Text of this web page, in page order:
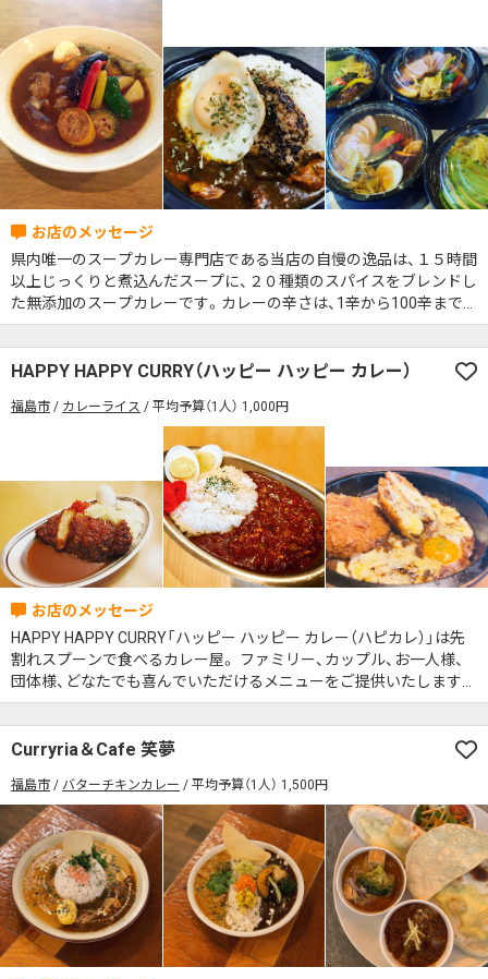
県内唯一のスープカレー専門店である当店の自慢の逸品は、１５時間
以上じっくりと煮込んだスープに、２０種類のスパイスをブレンドし
た無添加のスープカレーです。カレーの辛さは、1辛から100辛まで、
お好みに調節できますので、どなたでも美味しく召し上がって頂けま
す。
HAPPY HAPPY CURRY（ハッピー ハッピー カレー）
福島市 カレーライス 平均予算（1人） 1,000円
HAPPY HAPPY CURRY「ハッピー ハッピー カレー（ハピカレ）」は先
割れスプーンで食べるカレー屋。 ファミリー、カップル、お一人様、
団体様、どなたでも喜んでいただけるメニューをご提供いたします。
駐車場も広いので、お車でお気軽にご来店いただけます。
Curryria＆Cafe 笑夢
福島市 バターチキンカレー 平均予算（1人） 1,500円